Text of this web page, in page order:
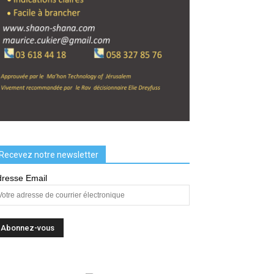
Recevez notre newsletter
Email